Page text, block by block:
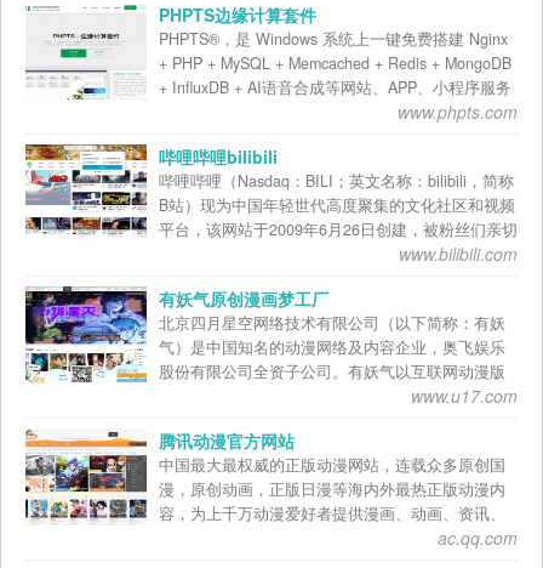
价、车辆技术参数以及有关客货运规章。铁路货运
客户可以通过本网站办理业务。 2015年12月铁路部
门介绍，并没有设置12月2日或3日的一个时间节
点，12306网站随时受理旅客的手机核验业务，通过
网站与旅客手机之间互发短信确认可联络性。自12
已久的网上购票“选座功能”已经实现了。 为进一步
方便旅客购买车票，铁路12306于3月10日开通团体
票预订业务，个人和单位均可预订。此前，旅客购
买团体票只能通过拨打电话或前往售票窗口。
12306网站C、D、G字头的动车组列车选座功能于
起，中国铁路客户服务中心12306网站微信支付服务
功能上线运行。每天23:00～06:00维护期间如需办
理购票，改签或退票,请到铁路车站窗口办理。 2020
年7月1日，12306官方支付宝小程序已正式上线，用
户可以购买火车票或退改签，或上支付宝
搜“12306”一键购票 。12月30日，12306网站售票服
务时间，从每日的6:00至23:30，提前到每日5:00至
23:30。 2021年9月1日，铁路12306网站适老化无障
碍功能正式上线运行，12306手机APP适老化无障碍
功能正在进行测试准备，将于9月上旬上线运行。
PHPTS边缘计算套件
PHPTS®，是 Windows 系统上一键免费搭建 Nginx
+ PHP + MySQL + Memcached + Redis + MongoDB
+ InfluxDB + AI语音合成等网站、APP、小程序服务
器端运行环境的软件平台。 PHPTS 即可以运行在云
作为编程开发环境，并可作为边缘计算节点提供AI
人工智能运算、IoT物联网互联互通服务。 无需专业
运维知识，可视化面板一键启停各项服务。它即可
以运行在云服务器用于生产环境，也能够运行在个
人电脑作为编程开发环境，并可作为边缘计算节
过开源软件在本地免费实现，并通过可视化界面进
行配置、管理。个人、企业的现有笔记本电脑、PC
机、廉价工控机，都可以利用起来，成为边缘计算
服务器，将本地免费的计算能力、存储能力充分利
用起来，与公有云结合，组建混合云，实现最高性
www.phpts.com
哔哩哔哩bilibili
哔哩哔哩（Nasdaq：BILI；英文名称：bilibili，简称
B站）现为中国年轻世代高度聚集的文化社区和视频
平台，该网站于2009年6月26日创建，被粉丝们亲切
地称为“B站” 。2018年3月28日，哔哩哔哩在美国纳
卫星——“哔哩哔哩视频卫星”成功升空 。 B站早期
是一个ACG（动画、漫画、游戏）内容创作与分享
的视频网站。 经过十年多的发展，围绕用户、创作
者和内容，构建了一个源源不断产生优质内容的生
态系统，B站已经涵盖7000多个兴趣圈层的多元文化
APP”和“Z世代偏爱泛娱乐APP”两项榜单第一名并入
选“BrandZ”报告2019最具价值中国品牌100强 。
2021年3月29日，哔哩哔哩正式在香港二次上市
www.bilibili.com
有妖气原创漫画梦工厂
北京四月星空网络技术有限公司（以下简称：有妖
气）是中国知名的动漫网络及内容企业，奥飞娱乐
股份有限公司全资子公司。有妖气以互联网动漫版
权业务为核心，利用互联网大平台优势，不断地在
域取得骄人成绩，力求成为中国原创动漫产业的源
头砥柱型企业。 有妖气正式成立于2009年5月，并
在同年10月上线原创漫画网站“有妖气
（www.u17.com）”。作为中国独立原创漫画网络的
先锋领航平台，“有妖气（www.u17.com）”汇聚了近
www.u17.com
腾讯动漫官方网站
中国最大最权威的正版动漫网站，连载众多原创国
漫，原创动画，正版日漫等海内外最热正版动漫内
容，为上千万动漫爱好者提供漫画、动画、资讯、
论坛一站式全方位动漫服务，为原创动漫作者提供
ac.qq.com